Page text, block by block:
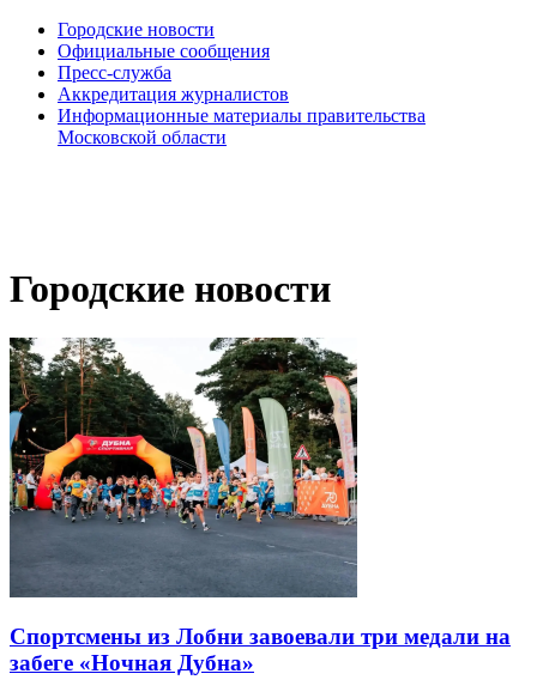
Городские новости
Официальные сообщения
Пресс-служба
Аккредитация журналистов
Информационные материалы правительства
Московской области
Городские новости
Спортсмены из Лобни завоевали три медали на
забеге «Ночная Дубна»